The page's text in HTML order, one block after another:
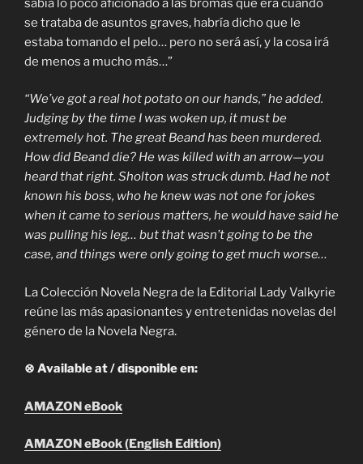
sabía lo poco aficionado a las bromas que era cuando
se trataba de asuntos graves, habría dicho que le
estaba tomando el pelo… pero no será así, y la cosa irá
de menos a mucho más…”
“We’ve got a real hot potato on our hands,” he added.
Judging by the time I was woken up, it must be
extremely hot. The great Beand has been murdered.
How did Beand die? He was killed with an arrow—you
heard that right. Sholton was struck dumb. Had he not
known his boss, who he knew was not one for jokes
when it came to serious matters, he would have said he
was pulling his leg… but that wasn’t going to be the
case, and things were only going to get much worse…
La Colección Novela Negra de la Editorial Lady Valkyrie
reúne las más apasionantes y entretenidas novelas del
género de la Novela Negra.
⊗ Available at / disponible en:
AMAZON eBook
AMAZON eBook (English Edition)